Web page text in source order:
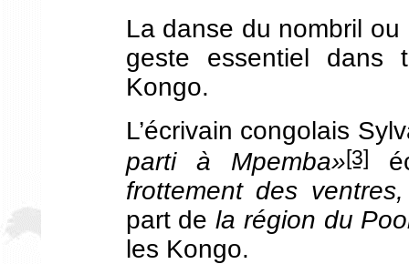
La danse du nombril
geste essentiel dans
Kongo.
L’écrivain congolais
parti à Mpemba»[3]
frottement des
part dela région du
les Kongo.